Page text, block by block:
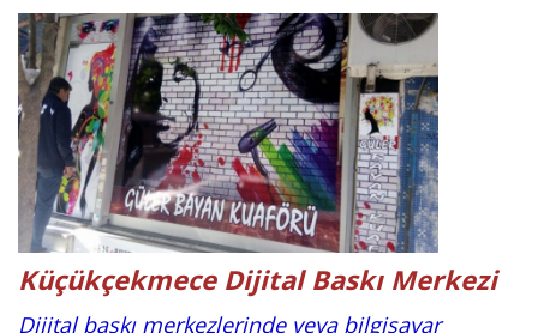
Küçükçekmece Dijital Baskı Merkezi
Dijital baskı merkezlerinde veya bilgisayar